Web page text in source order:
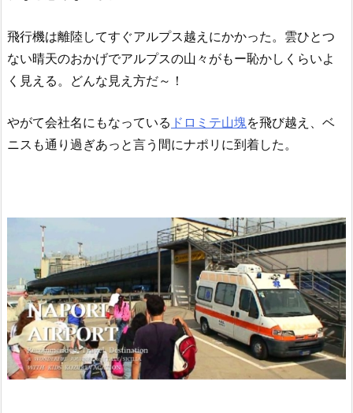
飛行機は離陸してすぐアルプス越えにかかった。雲ひとつ
ない晴天のおかげでアルプスの山々がもー恥かしくらいよ
く見える。どんな見え方だ～！
やがて会社名にもなっている ドロミテ山塊を飛び越え、ベ
ニスも通り過ぎあっと言う間にナポリに到着した。